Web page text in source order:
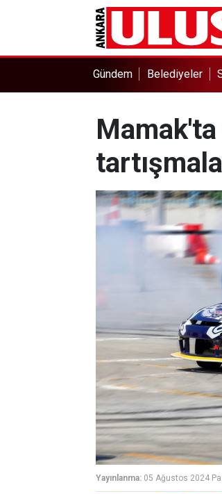
Gündem Belediyeler
Mamak'ta
Yayınlanma: 05 Ağustos 2024